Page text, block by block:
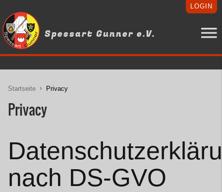
Spessart Gunner e.V.
LOGIN
Startseite Privacy
Privacy
nach DS-GVO